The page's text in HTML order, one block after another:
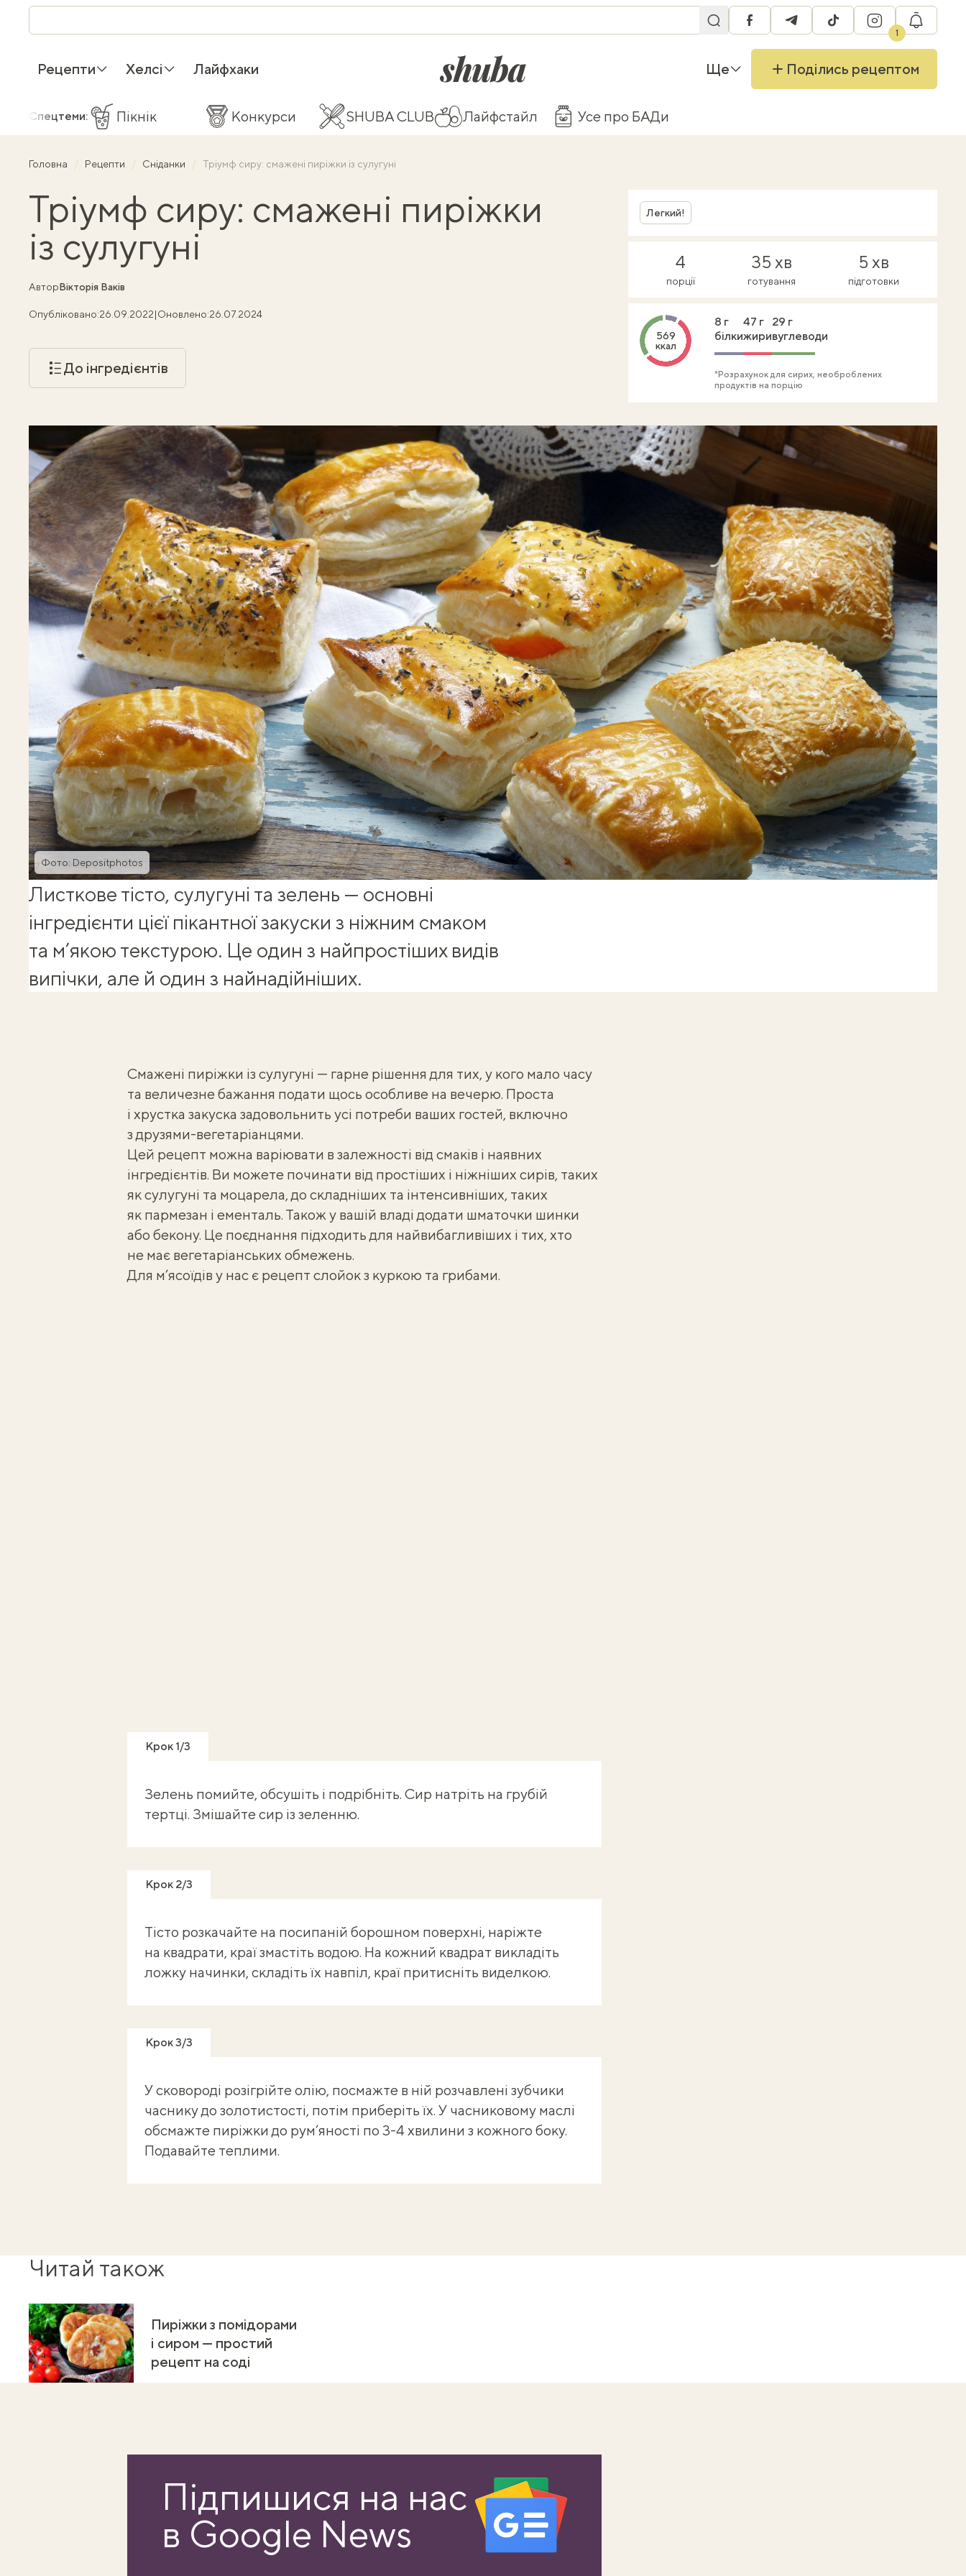
facebooktelegramtiktok instagram
1
Рецепти Хелсі Лайфхаки shuba.life Ще Поділись рецептом
Спецтеми: Пікнік Конкурси SHUBA CLUB Лайфстайл Усе про БАДи
Головна Рецепти Сніданки Тріумф сиру: смажені пиріжки із сулугуні
Тріумф сиру: смажені пиріжки
із сулугуні
АвторВікторія Ваків
Опубліковано:26.09.2022|Оновлено:26.07.2024
До інгредієнтів
Фото: Depositphotos
Легкий!
4
порції
35 хв
готування
5 хв
підготовки
569
ккал
8 г
білки
47 г
жири
29 г
вуглеводи
*Розрахунок для сирих, необроблених
продуктів на порцію
Листкове тісто, сулугуні та зелень — основні
інгредієнти цієї пікантної закуски з ніжним смаком
та м’якою текстурою. Це один з найпростіших видів
випічки, але й один з найнадійніших.
Смажені пиріжки із сулугуні — гарне рішення для тих, у кого мало часу
та величезне бажання подати щось особливе на вечерю. Проста
і хрустка закуска задовольнить усі потреби ваших гостей, включно
з друзями-вегетаріанцями.
Цей рецепт можна варіювати в залежності від смаків і наявних
інгредієнтів. Ви можете починати від простіших і ніжніших сирів, таких
як сулугуні та моцарела, до складніших та інтенсивніших, таких
як пармезан і ементаль. Також у вашій владі додати шматочки шинки
або бекону. Це поєднання підходить для найвибагливіших і тих, хто
не має вегетаріанських обмежень.
Для м’ясоїдів у нас є рецепт слойок з куркою та грибами.
Крок 1/3
Зелень помийте, обсушіть і подрібніть. Сир натріть на грубій
тертці. Змішайте сир із зеленню.
Крок 2/3
Тісто розкачайте на посипаній борошном поверхні, наріжте
на квадрати, краї змастіть водою. На кожний квадрат викладіть
ложку начинки, складіть їх навпіл, краї притисніть виделкою.
Крок 3/3
У сковороді розігрійте олію, посмажте в ній розчавлені зубчики
часнику до золотистості, потім приберіть їх. У часниковому маслі
обсмажте пиріжки до рум’яності по 3-4 хвилини з кожного боку.
Подавайте теплими.
Читай також
Пиріжки з помідорами
і сиром — простий
рецепт на соді
Підпишися на нас
в Google News